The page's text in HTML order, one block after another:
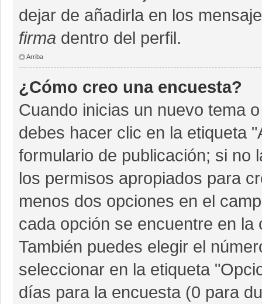
dejar de añadirla en los
firma dentro del perfil.
Arriba
¿Cómo creo una encuesta?
Cuando inicias un nuevo tema
debes hacer clic en la etiqueta
formulario de publicación; si no
los permisos apropiados para
menos dos opciones en el
cada opción se encuentre en
También puedes elegir el
seleccionar en la etiqueta
días para la encuesta (0 para